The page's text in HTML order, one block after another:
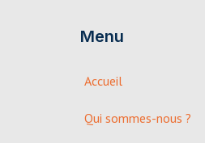
Menu
Accueil
Qui sommes-nous ?